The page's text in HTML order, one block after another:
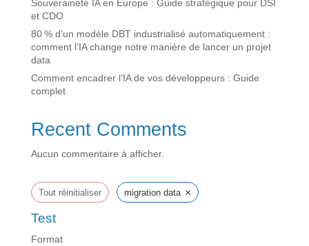
Souveraineté IA en Europe : Guide stratégique pour DSI
et CDO
80 % d’un modèle DBT industrialisé automatiquement :
comment l’IA change notre manière de lancer un projet
data
Comment encadrer l’IA de vos développeurs : Guide
complet
Recent Comments
Aucun commentaire à afficher.
Tout réinitialiser migration data ×
Test
Format